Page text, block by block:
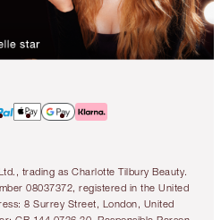
trading as Charlotte Tilbury Beauty.
08037372, registered in the United
8 Surrey Street, London, United